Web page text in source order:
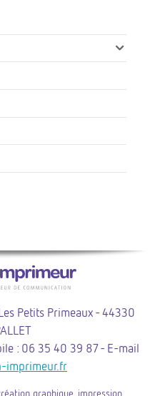
Petits Primeaux - 44330
: 06 35 40 39 87 - E-mail
imprimeur.fr
graphique, impression,